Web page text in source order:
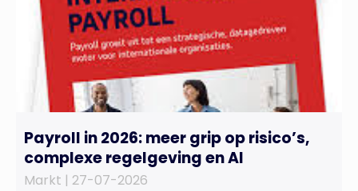
Payroll in 2026: meer grip op risico’s,
complexe regelgeving en AI
Markt | 27-07-2026